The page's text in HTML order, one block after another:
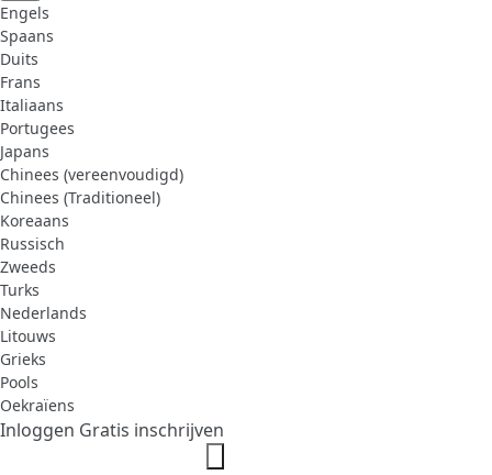
Engels
Spaans
Duits
Frans
Italiaans
Portugees
Japans
Chinees (vereenvoudigd)
Chinees (Traditioneel)
Koreaans
Russisch
Zweeds
Turks
Nederlands
Litouws
Grieks
Pools
Oekraïens
Inloggen Gratis inschrijven